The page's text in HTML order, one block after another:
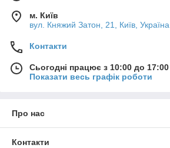
м. Київ
вул. Княжий Затон, 21, Київ, Україна
Контакти
Сьогодні працює з 10:00 до 17:00
Показати весь графік роботи
Про нас
Контакти